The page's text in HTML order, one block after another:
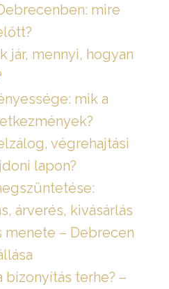
mire
jár, mennyi, hogyan
mik a
végrehajtási
lapon?
árverés, kivásárlás
menete – Debrecen
bizonyítás terhe? –